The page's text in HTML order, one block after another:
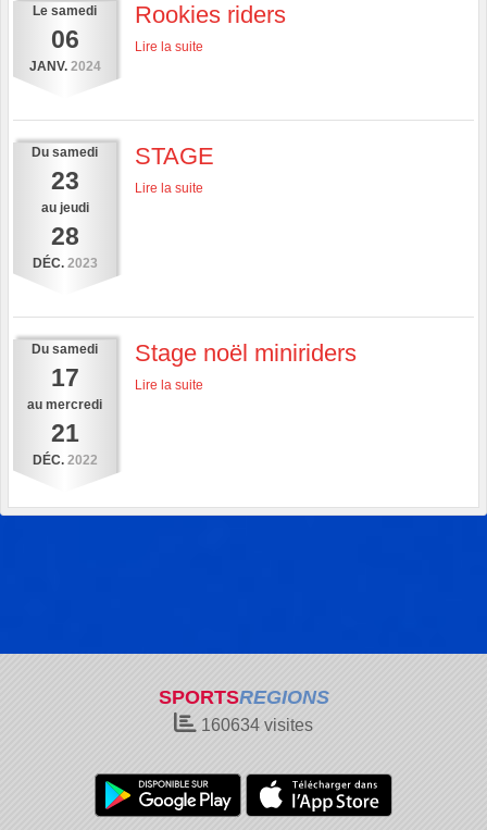
Le samedi
06
JANV. 2024
Rookies riders
Lire la suite
Du samedi
23
au jeudi
28
DÉC. 2023
STAGE
Lire la suite
Du samedi
17
au mercredi
21
DÉC. 2022
Stage noël miniriders
Lire la suite
SPORTSREGIONS
160634 visites